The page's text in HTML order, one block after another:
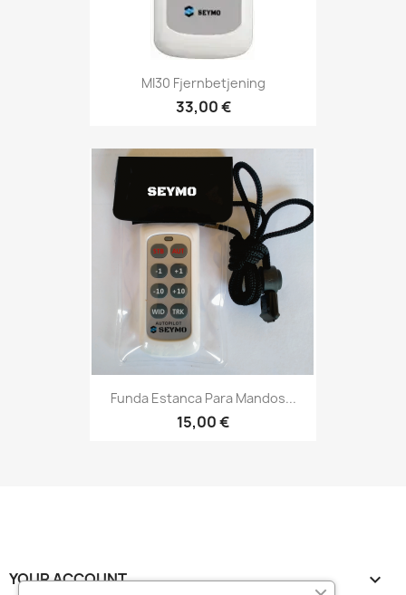
MI30 Fjernbetjening
33,00 €
Funda Estanca Para Mandos...
15,00 €
YOUR ACCOUNT 